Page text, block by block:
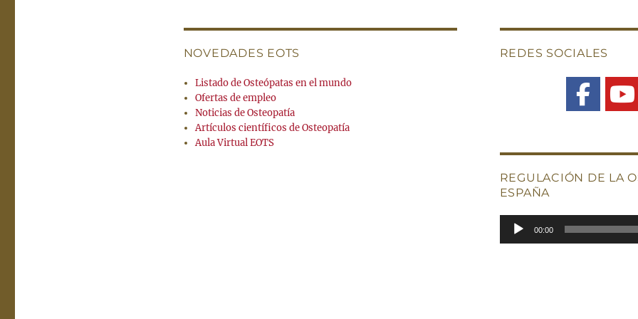
NOVEDADES EOTS
Listado de Osteópatas en el mundo
Ofertas de empleo
Noticias de Osteopatía
Artículos científicos de Osteopatía
Aula Virtual EOTS
REDES SOCIALES
REGULACIÓN DE LA
ESPAÑA
Reproductor
00:00